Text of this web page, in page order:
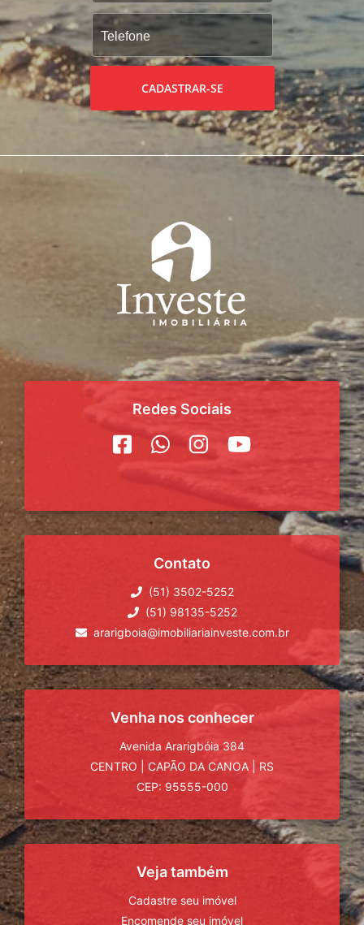
CADASTRAR-SE
Redes Sociais
Contato
(51) 3502-5252
(51) 98135-5252
ararigboia@imobiliariainveste.com.br
Venha nos conhecer
Avenida Ararigbóia 384
CENTRO
CAPÃO DA CANOA
RS
CEP: 95555-000
Veja também
Cadastre seu imóvel
Encomende seu imóvel